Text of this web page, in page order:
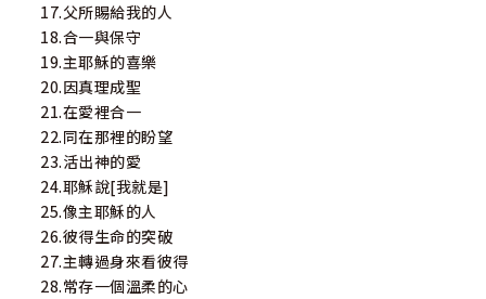
17.父所賜給我的人
18.合一與保守
19.主耶穌的喜樂
20.因真理成聖
21.在愛裡合一
22.同在那裡的盼望
23.活出神的愛
24.耶穌說[我就是]
25.像主耶穌的人
26.彼得生命的突破
27.主轉過身來看彼得
28.常存一個溫柔的心